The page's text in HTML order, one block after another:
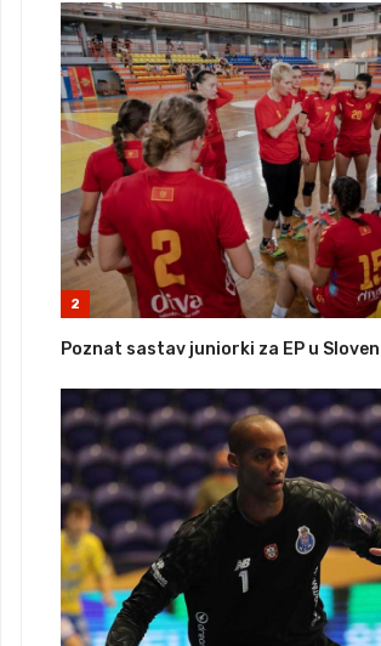
2
Poznat sastav juniorki za EP u